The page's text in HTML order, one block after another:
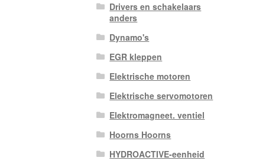
Drivers en schakelaars
anders
Dynamo's
EGR kleppen
Elektrische motoren
Elektrische servomotoren
Elektromagneet. ventiel
Hoorns Hoorns
HYDROACTIVE-eenheid